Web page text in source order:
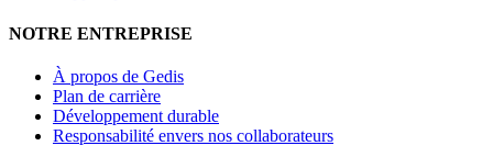
NOTRE ENTREPRISE
À propos de Gedis
Plan de carrière
Développement durable
Responsabilité envers nos collaborateurs